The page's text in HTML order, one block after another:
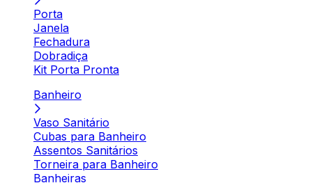
Porta
Janela
Fechadura
Dobradiça
Kit Porta Pronta
Banheiro
Vaso Sanitário
Cubas para Banheiro
Assentos Sanitários
Torneira para Banheiro
Banheiras